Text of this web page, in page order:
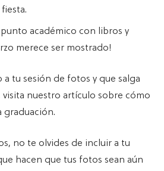
punto académico con libros y
merece ser mostrado!
a tu sesión de fotos y que salga
nuestro artículo sobre cómo
graduación.
no te olvides de incluir a tu
hacen que tus fotos sean aún